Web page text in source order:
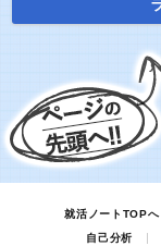
就活ノートTOPへ
自己分析